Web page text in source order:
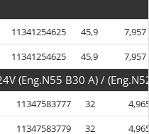
11341254625 45,9
7,957
11341254625 45,9 7,957
(Eng.N55 B30 A) /
11347583777 32
11347583779 32